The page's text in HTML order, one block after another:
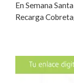
En Semana
Recarga